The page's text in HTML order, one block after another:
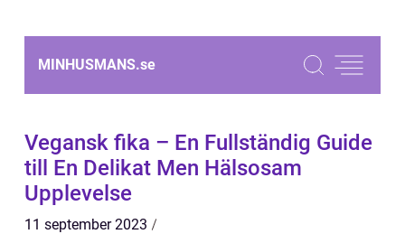
MINHUSMANS.se
Vegansk fika – En Fullständig Guide
till En Delikat Men Hälsosam
Upplevelse
11 september 2023